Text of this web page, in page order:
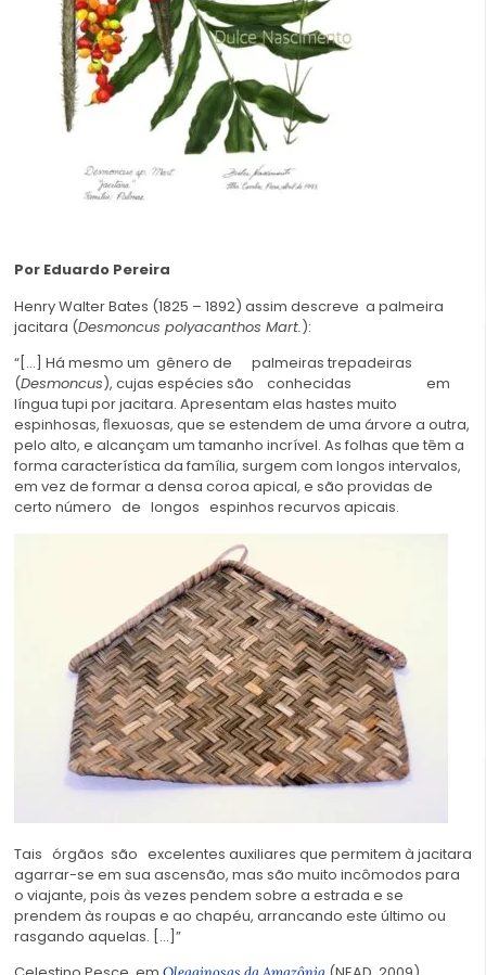
Por Eduardo Pereira
Henry Walter Bates (1825 – 1892) assim descreve a palmeira
jacitara (Desmoncus polyacanthos Mart.):
“[…] Há mesmo um gênero de palmeiras trepadeiras
(Desmoncus), cujas espécies são conhecidas em
língua tupi por jacitara. Apresentam elas hastes muito
espinhosas, ﬂexuosas, que se estendem de uma árvore a outra,
pelo alto, e alcançam um tamanho incrível. As folhas que têm a
forma característica da família, surgem com longos intervalos,
em vez de formar a densa coroa apical, e são providas de
certo número de longos espinhos recurvos apicais.
Tais órgãos são excelentes auxiliares que permitem à jacitara
agarrar-se em sua ascensão, mas são muito incômodos para
o viajante, pois às vezes pendem sobre a estrada e se
prendem às roupas e ao chapéu, arrancando este último ou
rasgando aquelas. […]”